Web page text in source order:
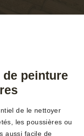
peinture
de le nettoyer
les poussières ou
aussi facile de